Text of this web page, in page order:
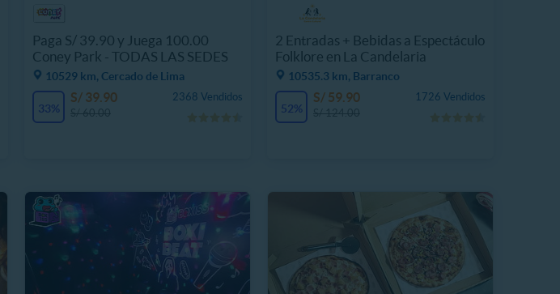
Paga S/ 39.90 y Juega 100.00
Coney Park - TODAS LAS SEDES
10529 km, Cercado de Lima
33%
2368 Vendidos
S/ 39.90
2 Entradas + Bebidas a Espectáculo
Folklore en La Candelaria
10535.3 km, Barranco
52%
1726 Vendidos
S/ 59.90